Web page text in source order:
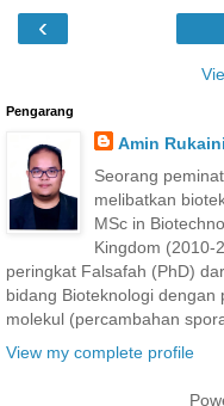
‹
Pengarang
Amin
Seorang
melibatkan
MSc in
Kingdom (2010-
peringkat Falsafah (PhD)
bidang Bioteknologi
molekul (percambahan
View my complete profile